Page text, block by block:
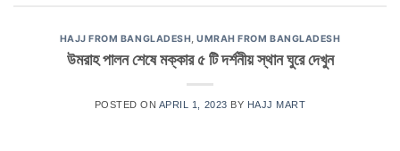
HAJJ FROM BANGLADESH,UMRAH FROM BANGLADESH
উমরাহ পালন শেষে মক্কার ৫ টি দর্শনীয় স্থান ঘুরে দেখুন
POSTED ON APRIL 1, 2023 BY HAJJ MART